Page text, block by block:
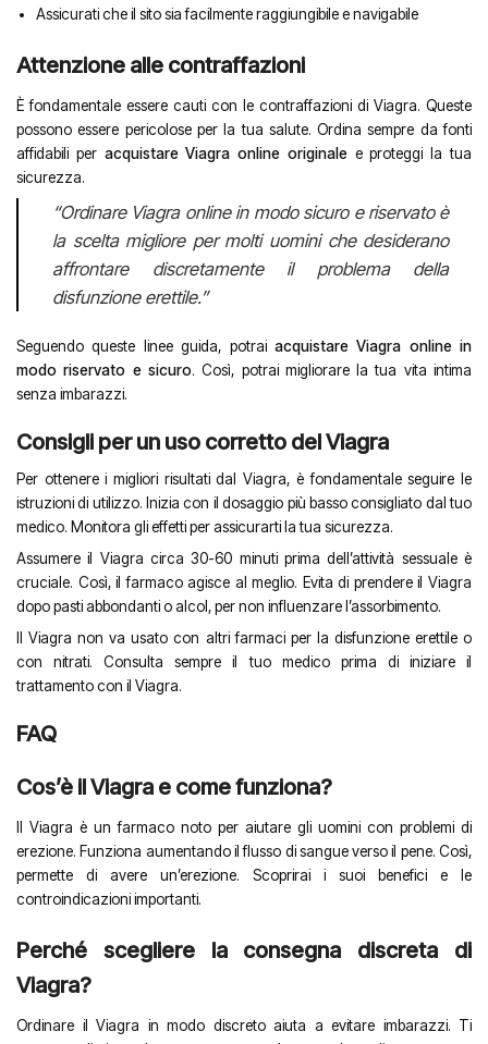
Assicurati che il sito sia facilmente raggiungibile e navigabile
Attenzione alle contraffazioni
È fondamentale essere cauti con le contraffazioni di Viagra. Queste
possono essere pericolose per la tua salute. Ordina sempre da fonti
affidabili per acquistare Viagra online originalee proteggi la tua
sicurezza.
“Ordinare Viagra online in modo sicuro e riservato è
la scelta migliore per molti uomini che desiderano
affrontare discretamente il problema della
disfunzione erettile.”
Seguendo queste linee guida, potrai acquistare Viagra online in
modo riservato e sicuro. Così, potrai migliorare la tua vita intima
senza imbarazzi.
Consigli per un uso corretto del Viagra
Per ottenere i migliori risultati dal Viagra, è fondamentale seguire le
istruzioni di utilizzo. Inizia con il dosaggio più basso consigliato dal tuo
medico. Monitora gli effetti per assicurarti la tua sicurezza.
Assumere il Viagra circa 30-60 minuti prima dell’attività sessuale è
cruciale. Così, il farmaco agisce al meglio. Evita di prendere il Viagra
dopo pasti abbondanti o alcol, per non influenzare l’assorbimento.
Il Viagra non va usato con altri farmaci per la disfunzione erettile o
con nitrati. Consulta sempre il tuo medico prima di iniziare il
trattamento con il Viagra.
FAQ
Cos’è il Viagra e come funziona?
Il Viagra è un farmaco noto per aiutare gli uomini con problemi di
erezione. Funziona aumentando il flusso di sangue verso il pene. Così,
permette di avere un’erezione. Scoprirai i suoi benefici e le
controindicazioni importanti.
Perché scegliere la consegna discreta di
Viagra?
Ordinare il Viagra in modo discreto aiuta a evitare imbarazzi. Ti